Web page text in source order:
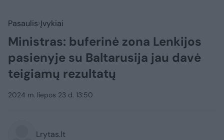
Pasaulis Įvykiai
Ministras: buferinė zona Lenkijos
pasienyje su Baltarusija jau davė
teigiamų rezultatų
2024 m. liepos 23 d. 13:50
Lrytas.lt